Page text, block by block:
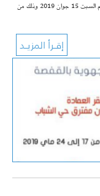
تجرى انتخابات تجديد الهيئة الجهوية لعمادة المهندسين بقفصة يوم السبت 15 جوان 2019 وذلك من